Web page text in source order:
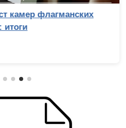
камер флагманских
итоги